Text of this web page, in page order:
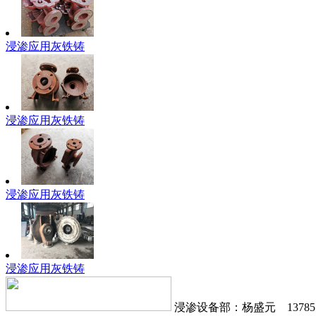
浸渗应用灰铁铸
浸渗应用灰铁铸
浸渗应用灰铁铸
浸渗应用灰铁铸
浸渗设备部：杨盛元